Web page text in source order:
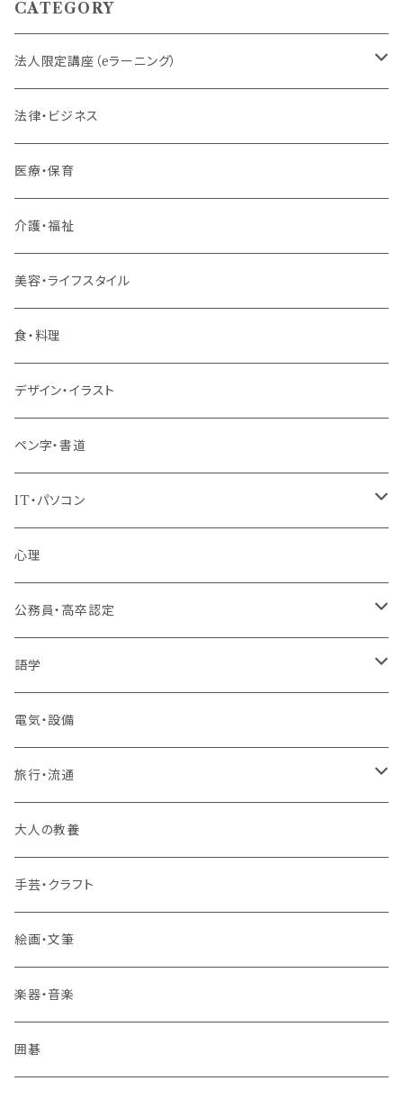
CATEGORY
法人限定講座（eラーニング）
内定者・新入社員
若手社員・中堅社員
リーダー（主任・係長）
管理職
階層共通
パッケージプラン
法律・ビジネス
医療・保育
介護・福祉
美容・ライフスタイル
食・料理
デザイン・イラスト
ペン字・書道
IT・パソコン
MOS（ﾏｲｸﾛｿﾌﾄｵﾌｨｽｽﾍﾟｼｬﾘｽﾄ）講座
プログラミング・Web制作入門講座
1コース受講
2コースまとめて受講
その他 IT・パソコン
心理
公務員・高卒認定
高卒認定講座
大卒公務員受験対策講座
語学
TOEIC®L&Rテスト対策講座
その他 語学
電気・設備
旅行・流通
旅行業務取扱管理者講座
その他 旅行・流通
大人の教養
手芸・クラフト
絵画・文筆
楽器・音楽
囲碁